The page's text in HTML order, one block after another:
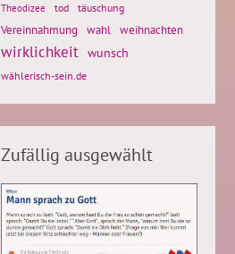
Theodizee
tod täuschung
Vereinnahmung wahl weihnachten
wirklichkeit wunsch
wählerisch-sein.de
Zufällig ausgewählt